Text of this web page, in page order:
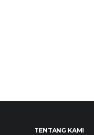
TENTANG KAMI